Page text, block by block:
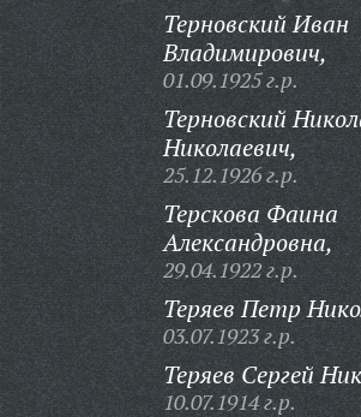
Терновский Иван
Владимирович,
01.09.1925 г.р.
Терновский
Николаевич,
25.12.1926 г.р.
Терскова Фаина
Александровна,
29.04.1922 г.р.
Теряев Петр
03.07.1923 г.р.
Теряев Сергей
10.07.1914 г.р.